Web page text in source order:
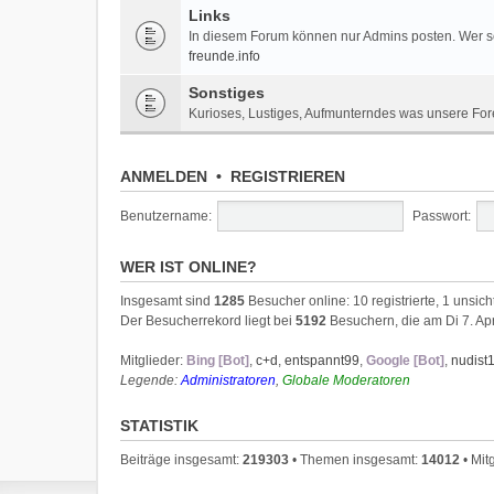
Links
In diesem Forum können nur Admins posten.
freunde.info
Sonstiges
Kurioses, Lustiges, Aufmunterndes was unsere
ANMELDEN • REGISTRIEREN
Benutzername: Passwort:
WER IST ONLINE?
Insgesamt sind 1285 Besucher online: 10 registrierte, 1
Der Besucherrekord liegt bei 5192 Besuchern, die am Di 7.
Mitglieder: Bing [Bot] , c+d , entspannt99, Google [Bot] ,
Legende:Administratoren, Globale Moderatoren
STATISTIK
Beiträge insgesamt: 219303 • Themen insgesamt: 14012 •